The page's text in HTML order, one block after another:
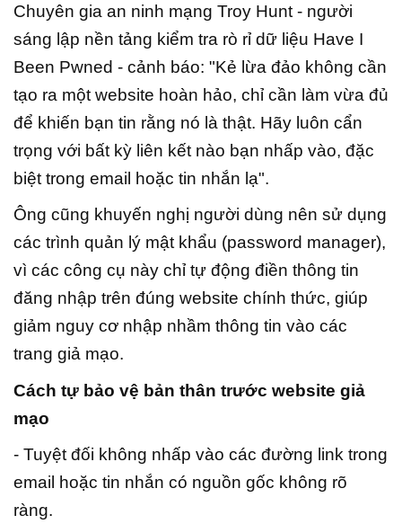
Chuyên gia an ninh mạng Troy Hunt - người
sáng lập nền tảng kiểm tra rò rỉ dữ liệu Have I
Been Pwned - cảnh báo: "Kẻ lừa đảo không cần
tạo ra một website hoàn hảo, chỉ cần làm vừa đủ
để khiến bạn tin rằng nó là thật. Hãy luôn cẩn
trọng với bất kỳ liên kết nào bạn nhấp vào, đặc
biệt trong email hoặc tin nhắn lạ".
Ông cũng khuyến nghị người dùng nên sử dụng
các trình quản lý mật khẩu (password manager),
vì các công cụ này chỉ tự động điền thông tin
đăng nhập trên đúng website chính thức, giúp
giảm nguy cơ nhập nhầm thông tin vào các
trang giả mạo.
Cách tự bảo vệ bản thân trước website giả
mạo
- Tuyệt đối không nhấp vào các đường link trong
email hoặc tin nhắn có nguồn gốc không rõ
ràng.